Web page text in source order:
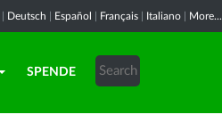
Deutsch Español Français Italiano More...
SPENDE